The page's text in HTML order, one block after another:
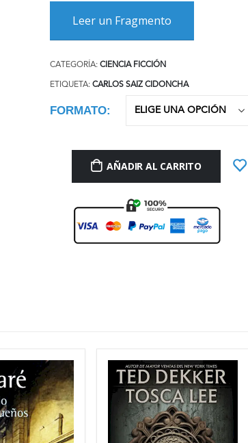
Leer un Fragmento
CATEGORÍA: CIENCIA FICCIÓN
ETIQUETA: CARLOS SAIZ CIDONCHA
FORMATO
AÑADIR AL CARRITO